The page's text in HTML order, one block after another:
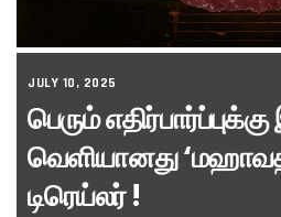
JULY 10, 2025
பெரும்
வெளியானது
டிரெய்லர் !